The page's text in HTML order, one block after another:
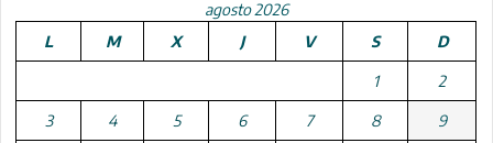
agosto 2026
L
M X J V S D
1 2
3 4 5 6 7 8 9